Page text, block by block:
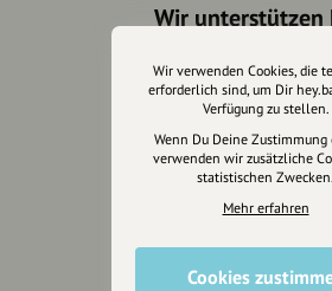
Wir unterstützen
Marketing
Design & Branding
Anakin Design
Unterstütze
unsere
Wir verwenden Cookies, die
erforderlich sind, um Dir
Verfügung zu stellen.
Wenn Du Deine Zustimmung
verwenden wir zusätzliche
statistischen Zwecken.
Mehr erfahren
Cookies